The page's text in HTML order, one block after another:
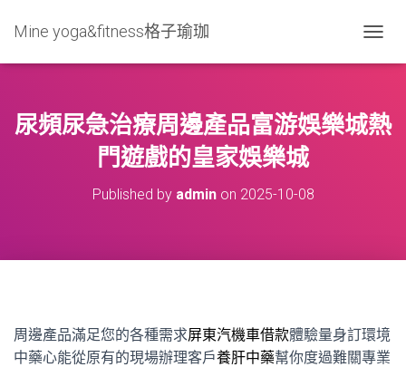
Mine yoga&fitness格子瑜珈
O
L
E
尿頻尿急治療周邊產品富游娛樂城熱
門遊戲的皇家娛樂城
Published by adminon 2025-10-08
周邊產品滿足您的各種需求屏東汽機車借款體驗量身訂環境
中藥心能從原有的現場辦理客戶養肝中藥幫你度過難關專業